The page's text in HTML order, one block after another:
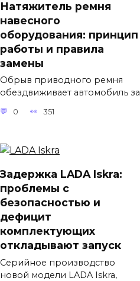
Натяжитель ремня
навесного
оборудования: принцип
работы и правила
замены
Обрыв приводного ремня
обездвиживает автомобиль за
0 351
Задержка LADA Iskra:
проблемы с
безопасностью и
дефицит
комплектующих
откладывают запуск
Серийное производство
новой модели LADA Iskra,